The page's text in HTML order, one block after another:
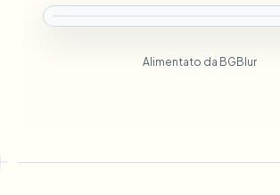
Alimentato da BGBlur